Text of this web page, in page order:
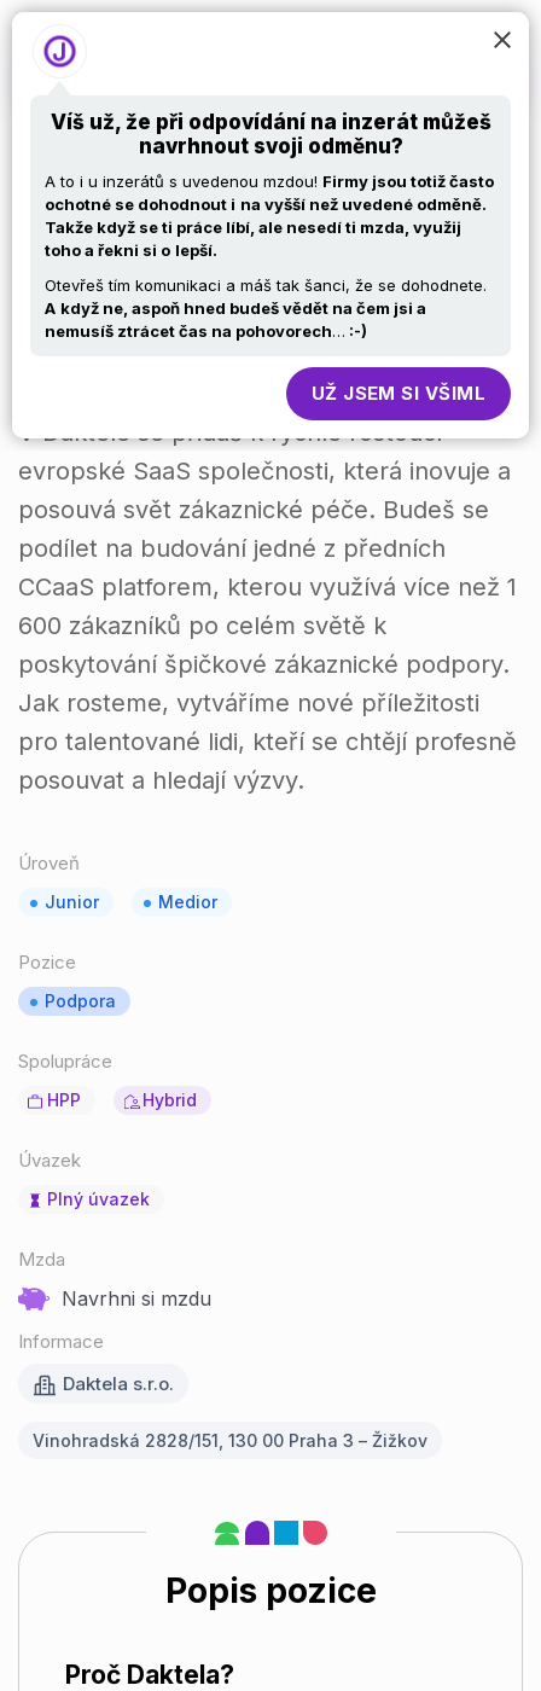
Support & Delivery
Engineer L1
V Daktele se přidáš k rychle rostoucí
evropské SaaS společnosti, která inovuje a
posouvá svět zákaznické péče. Budeš se
podílet na budování jedné z předních
CCaaS platforem, kterou využívá více než 1
600 zákazníků po celém světě k
poskytování špičkové zákaznické podpory.
Jak rosteme, vytváříme nové příležitosti
pro talentované lidi, kteří se chtějí profesně
posouvat a hledají výzvy.
Úroveň
Junior Medior
Pozice
Podpora
Spolupráce
HPP Hybrid
Úvazek
Plný úvazek
Mzda
Navrhni si mzdu
Informace
Daktela s.r.o.
Vinohradská 2828/151, 130 00 Praha 3 – Žižkov
Popis pozice
Proč Daktela?
Víš už, že při odpovídání na inzerát můžeš
navrhnout svoji odměnu?
A to i u inzerátů s uvedenou mzdou! Firmy jsou totiž často
ochotné se dohodnout i na vyšší než uvedené odměně.
Takže když se ti práce líbí, ale nesedí ti mzda, využij
toho a řekni si o lepší.
Otevřeš tím komunikaci a máš tak šanci, že se dohodnete.
A když ne, aspoň hned budeš vědět na čem jsi a
nemusíš ztrácet čas na pohovorech… :-)
UŽ JSEM SI VŠIML